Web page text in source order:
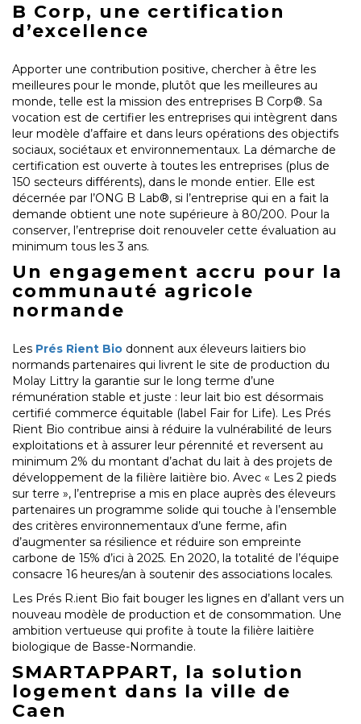
B Corp, une certification
d’excellence
Apporter une contribution positive, chercher à être les
meilleures pour le monde, plutôt que les meilleures au
monde, telle est la mission des entreprises B Corp®. Sa
vocation est de certifier les entreprises qui intègrent dans
leur modèle d’affaire et dans leurs opérations des objectifs
sociaux, sociétaux et environnementaux. La démarche de
certification est ouverte à toutes les entreprises (plus de
150 secteurs différents), dans le monde entier. Elle est
décernée par l’ONG B Lab®, si l’entreprise qui en a fait la
demande obtient une note supérieure à 80/200. Pour la
conserver, l’entreprise doit renouveler cette évaluation au
minimum tous les 3 ans.
Un engagement accru pour la
communauté agricole
normande
Les Prés Rient Bio donnent aux éleveurs laitiers bio
normands partenaires qui livrent le site de production du
Molay Littry la garantie sur le long terme d’une
rémunération stable et juste : leur lait bio est désormais
certifié commerce équitable (label Fair for Life). Les Prés
Rient Bio contribue ainsi à réduire la vulnérabilité de leurs
exploitations et à assurer leur pérennité et reversent au
minimum 2% du montant d’achat du lait à des projets de
développement de la filière laitière bio. Avec « Les 2 pieds
sur terre », l’entreprise a mis en place auprès des éleveurs
partenaires un programme solide qui touche à l’ensemble
des critères environnementaux d’une ferme, afin
d’augmenter sa résilience et réduire son empreinte
carbone de 15% d’ici à 2025. En 2020, la totalité de l’équipe
consacre 16 heures/an à soutenir des associations locales.
Les Prés R.ient Bio fait bouger les lignes en d’allant vers un
nouveau modèle de production et de consommation. Une
ambition vertueuse qui profite à toute la filière laitière
biologique de Basse-Normandie.
SMARTAPPART, la solution
logement dans la ville de
Caen